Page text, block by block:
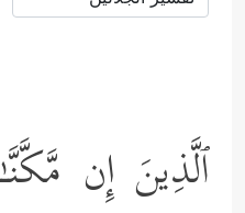
ٱلَّذِینَ إِن